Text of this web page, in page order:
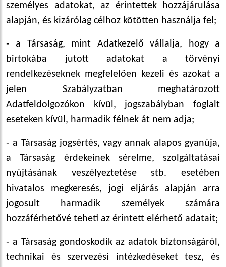
személyes adatokat, az érintettek hozzájárulása
alapján, és kizárólag célhoz kötötten használja fel;
‑ a Társaság, mint Adatkezelő vállalja, hogy a
birtokába jutott adatokat a törvényi
rendelkezéseknek megfelelően kezeli és azokat a
jelen Szabályzatban meghatározott
Adatfeldolgozókon kívül, jogszabályban foglalt
eseteken kívül, harmadik félnek át nem adja;
‑ a Társaság jogsértés, vagy annak alapos gyanúja,
a Társaság érdekeinek sérelme, szolgáltatásai
nyújtásának veszélyeztetése stb. esetében
hivatalos megkeresés, jogi eljárás alapján arra
jogosult harmadik személyek számára
hozzáférhetővé teheti az érintett elérhető adatait;
‑ a Társaság gondoskodik az adatok biztonságáról,
technikai és szervezési intézkedéseket tesz, és